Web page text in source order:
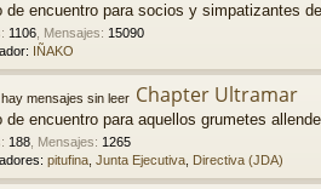
de encuentro para socios y simpatizantes
: 1106 Mensajes: 15090
IÑAKO
Chapter Ultramar
de encuentro para aquellos grumetes
: 188 Mensajes: 1265
pitufina Junta Ejecutiva Directiva (JDA)